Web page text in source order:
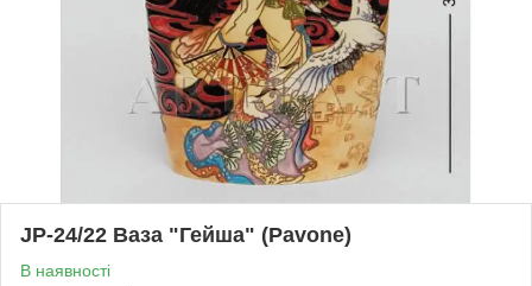
JP-24/22 Ваза "Гейша" (Pavone)
В наявності